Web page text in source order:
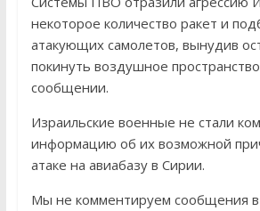
некоторое количество ракет и
атакующих самолетов, вынудив
покинуть воздушное
сообщении.
Израильские военные не стали
информацию об их возможной
атаке на авиабазу в Сирии.
Мы не комментируем сообщения в